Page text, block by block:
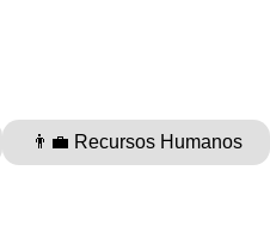
👨‍💼 Recursos Humanos